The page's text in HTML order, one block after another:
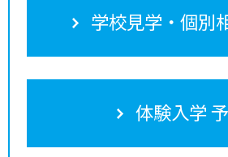
学校見学・個別
体験入学